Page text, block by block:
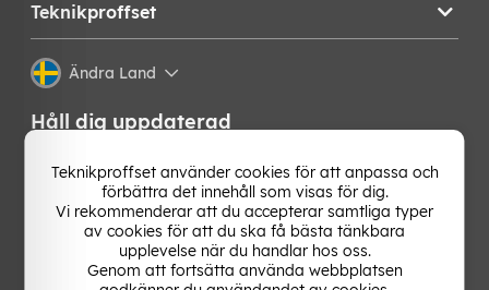
Teknikproffset
Ändra Land
Håll dig uppdaterad
Få de senaste nyheterna, hetaste erbjudandena och
bästa tipsen från oss direkt i din mejlkorg. Signa upp på
vårt nyhetsbrev!
Teknikproffset använder cookies för att anpassa och
förbättra det innehåll som visas för dig.
Vi rekommenderar att du accepterar samtliga typer
av cookies för att du ska få bästa tänkbara
upplevelse när du handlar hos oss.
Genom att fortsätta använda webbplatsen